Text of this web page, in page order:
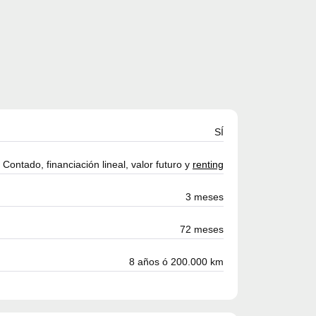
SÍ
Contado, financiación lineal, valor futuro y renting
3 meses
72 meses
8 años ó 200.000 km